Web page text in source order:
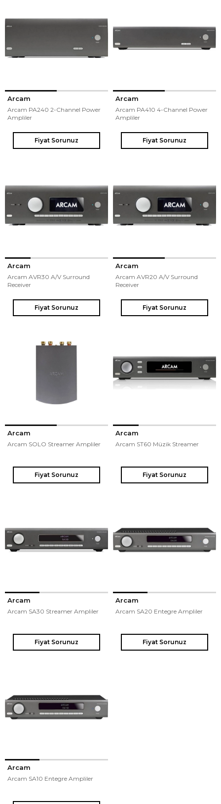
Fiyat Sorunuz
Arcam
Arcam PA240 2-Channel Power
Ampliler
Fiyat Sorunuz
Arcam
Arcam PA410 4-Channel Power
Ampliler
Fiyat Sorunuz
Arcam
Arcam AVR30 A/V Surround
Receiver
Fiyat Sorunuz
Arcam
Arcam AVR20 A/V Surround
Receiver
Fiyat Sorunuz
Arcam
Arcam SOLO Streamer Ampliler
Fiyat Sorunuz
Arcam
Arcam ST60 Müzik Streamer
Fiyat Sorunuz
Arcam
Arcam SA30 Streamer Ampliler
Fiyat Sorunuz
Arcam
Arcam SA20 Entegre Ampliler
Arcam
Arcam SA10 Entegre Ampliler